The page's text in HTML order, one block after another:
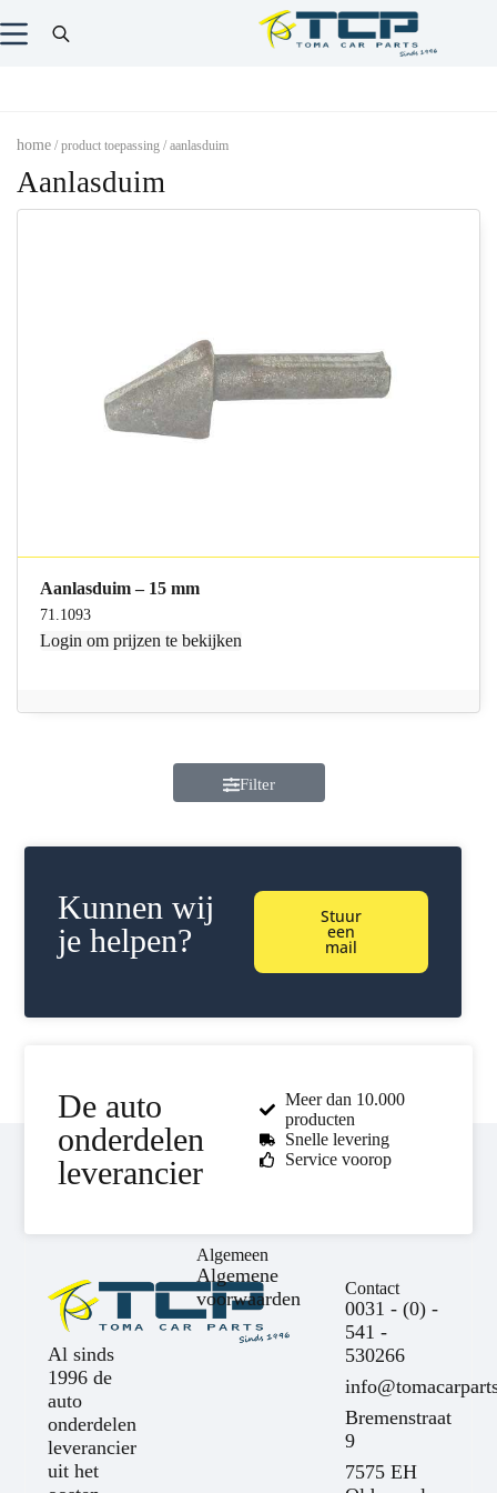
home / product toepassing / aanlasduim
Aanlasduim
Aanlasduim – 15 mm
71.1093
Login om prijzen te bekijken
Filter
Kunnen wij
je helpen?
Stuur
een
mail
De auto
onderdelen
leverancier
Meer dan 10.000
producten
Snelle levering
Service voorop
Al sinds
1996 de
auto
onderdelen
leverancier
uit het
Algemeen
Algemene
voorwaarden
Contact
0031 - (0) -
541 -
530266
Bremenstraat
9
7575 EH